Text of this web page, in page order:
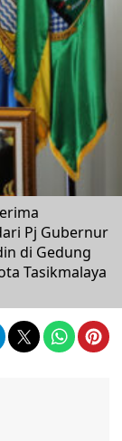
Pj Gubernur
di Gedung
Tasikmalaya